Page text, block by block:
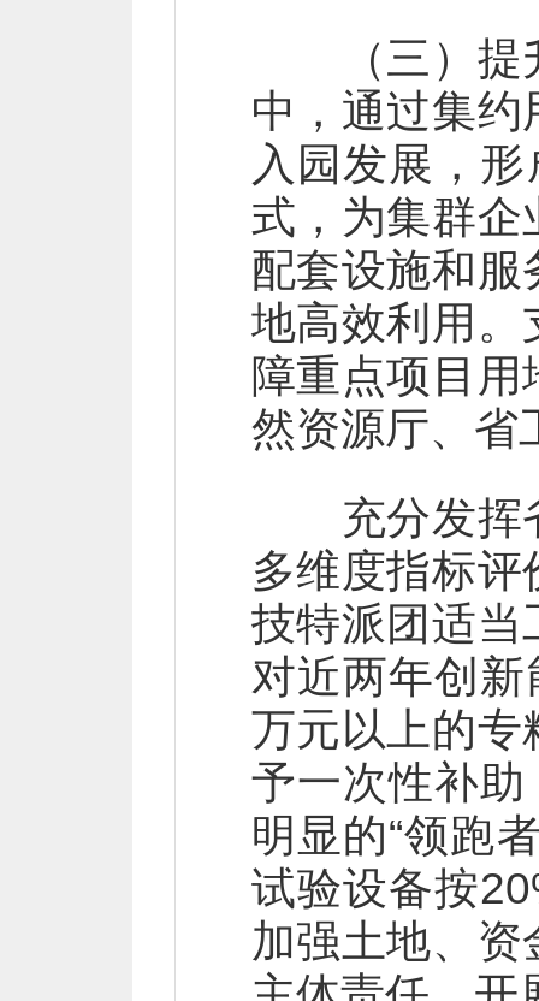
（三）提升
中，通过集
入园发展，
式，为集群
配套设施和
地高效利用。
障重点项目
然资源厅、省
充分发挥省
多维度指标
技特派团适当
对近两年创
万元以上的专
予一次性补
明显的“领跑
试验设备按
加强土地、